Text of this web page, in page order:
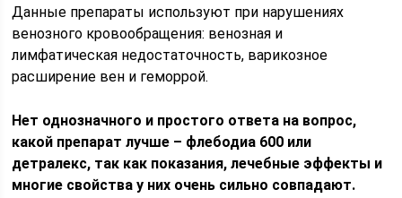
Данные препараты используют при нарушениях
венозного кровообращения: венозная и
лимфатическая недостаточность, варикозное
расширение вен и геморрой.
Нет однозначного и простого ответа на вопрос,
какой препарат лучше – флебодиа 600 или
детралекс, так как показания, лечебные эффекты и
многие свойства у них очень сильно совпадают.